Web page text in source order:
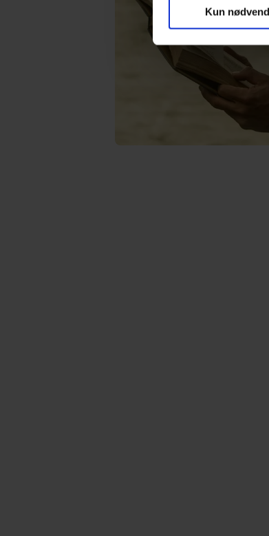
marketingformål.
enhed for at vise
produktudvikling og
Hvis du tillader det,
Indsamle
Identificere din
Vi bruger egne
Kun